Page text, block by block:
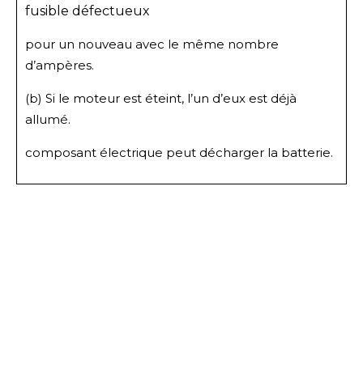
fusible défectueux
pour un nouveau avec le même nombre
d’ampères.
(b) Si le moteur est éteint, l’un d’eux est déjà
allumé.
composant électrique peut décharger la batterie.